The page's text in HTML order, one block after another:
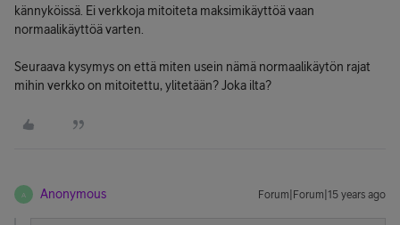
kännyköissä. Ei verkkoja mitoiteta maksimikäyttöä vaan
normaalikäyttöä varten.
Seuraava kysymys on että miten usein nämä normaalikäytön rajat
mihin verkko on mitoitettu, ylitetään? Joka ilta?
A Anonymous Forum|Forum|15 years ago